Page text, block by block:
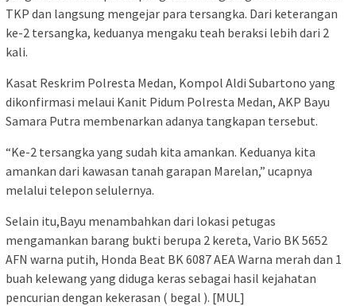
TKP dan langsung mengejar para tersangka. Dari keterangan
ke-2 tersangka, keduanya mengaku teah beraksi lebih dari 2
kali.
Kasat Reskrim Polresta Medan, Kompol Aldi Subartono yang
dikonfirmasi melaui Kanit Pidum Polresta Medan, AKP Bayu
Samara Putra membenarkan adanya tangkapan tersebut.
“Ke-2 tersangka yang sudah kita amankan. Keduanya kita
amankan dari kawasan tanah garapan Marelan,” ucapnya
melalui telepon selulernya.
Selain itu,Bayu menambahkan dari lokasi petugas
mengamankan barang bukti berupa 2 kereta, Vario BK 5652
AFN warna putih, Honda Beat BK 6087 AEA Warna merah dan 1
buah kelewang yang diduga keras sebagai hasil kejahatan
pencurian dengan kekerasan ( begal ). [MUL]